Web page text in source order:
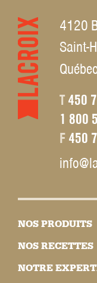
4120
Saint-
T450
1 800
F450
NOS PRODUITS
NOS RECETTES
NOTRE